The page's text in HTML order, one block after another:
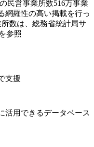
民営事業所数516万事業
網羅性の高い掲載を行っ
数は、総務省統計局サ
参照
支援
活用できるデータベース